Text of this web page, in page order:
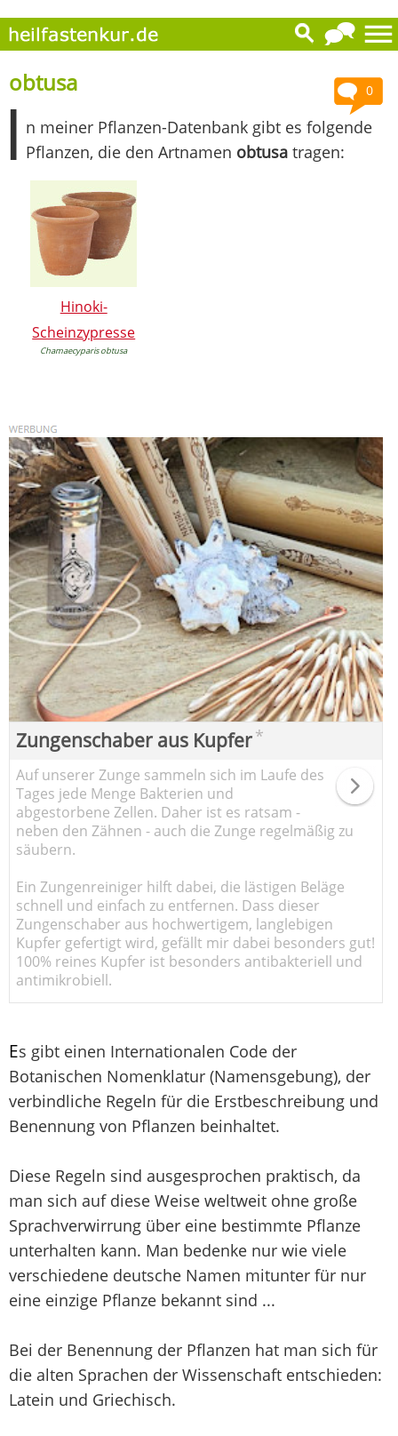
0
obtusa
I n meiner Pflanzen-Datenbank gibt es folgende
Pflanzen, die den Artnamen obtusa tragen:
Hinoki-
Scheinzypresse
Chamaecyparis obtusa
Zungenschaber aus Kupfer*
Auf unserer Zunge sammeln sich im Laufe des
Tages jede Menge Bakterien und
abgestorbene Zellen. Daher ist es ratsam -
neben den Zähnen - auch die Zunge regelmäßig zu
säubern.
Ein Zungenreiniger hilft dabei, die lästigen Beläge
schnell und einfach zu entfernen. Dass dieser
Zungenschaber aus hochwertigem, langlebigen
Kupfer gefertigt wird, gefällt mir dabei besonders gut!
100% reines Kupfer ist besonders antibakteriell und
antimikrobiell.
Es gibt einen Internationalen Code der
Botanischen Nomenklatur (Namensgebung), der
verbindliche Regeln für die Erstbeschreibung und
Benennung von Pflanzen beinhaltet.
Diese Regeln sind ausgesprochen praktisch, da
man sich auf diese Weise weltweit ohne große
Sprachverwirrung über eine bestimmte Pflanze
unterhalten kann. Man bedenke nur wie viele
verschiedene deutsche Namen mitunter für nur
eine einzige Pflanze bekannt sind ...
Bei der Benennung der Pflanzen hat man sich für
die alten Sprachen der Wissenschaft entschieden:
Latein und Griechisch.